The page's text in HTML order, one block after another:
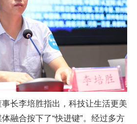
长李培胜指出，科技让生活更美
融合按下了“快进键”。经过多方